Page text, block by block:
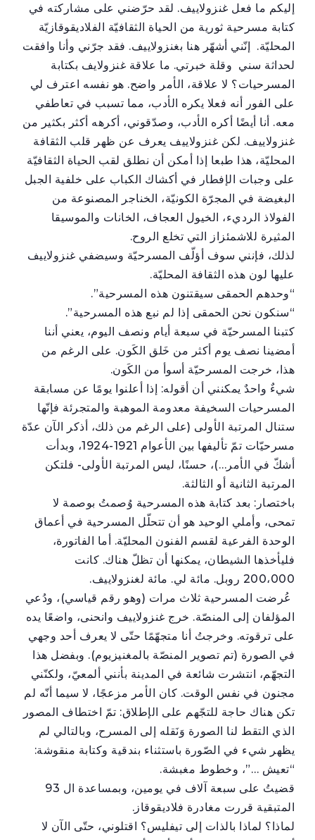
إليكم ما فعل غنزولاييف. لقد حرّضني على مشاركته في
كتابة مسرحية ثورية من الحياة الثقافيّة الفلاديقوقازيّة
المحليّة. إنّني أشهّر هنا بغنزولاييف. فقد جرّني وأنا وافقت
لحداثة سني وقلة خبرتي. ما علاقة غنزولايف بكتابة
المسرحيات؟ لا علاقة، الأمر واضح. هو نفسه اعترف لي
على الفور أنه فعلا يكره الأدب، مما تسبب في تعاطفي
معه. أنا أيضًا أكره الأدب، وصدّقوني، أكرهه أكثر بكثير من
غنزولاييف. لكن غنزولاييف يعرف عن ظهر قلب الثقافة
المحليّة، هذا طبعا إذا أمكن أن نطلق لقب الحياة الثقافيّة
على وجبات الإفطار في أكشاك الكباب على خلفية الجبل
البغيضة في المجرّة الكونيّة، الخناجر المصنوعة من
الفولاذ الرديء، الخيول العجاف، الخانات والموسيقا
المثيرة للاشمئزاز التي تخلع الروح.
لذلك، فإنني سوف أؤلّف المسرحيّة وسيضفي غنزولاييف
عليها لون هذه الثقافة المحليّة.
“وحدهم الحمقى سيقتنون هذه المسرحية”.
“سنكون نحن الحمقى إذا لم نبع هذه المسرحية”.
كتبنا المسرحيّة في سبعة أيام ونصف اليوم، يعني أننا
أمضينا نصف يوم أكثر من خَلق الكَون. على الرغم من
هذا، خرجت المسرحيّة أسوأ من الكَون.
شيءٌ واحدٌ يمكنني أن أقوله: إذا أعلنوا يومًا عن مسابقة
المسرحيات السخيفة معدومة الموهبة والمتجرئة فإنّها
ستنال المرتبة الأولى (على الرغم من ذلك، أذكر الآن عدّة
مسرحيّات تمّ تأليفها بين الأعوام 1921-1924، وبدأت
أشكّ في الأمر…)، حسنًا، ليس المرتبة الأولى- فلتكن
المرتبة الثانية أو الثالثة.
باختصار: بعد كتابة هذه المسرحية وُصمتُ بوصمة لا
تمحى، وأملي الوحيد هو أن تتحلّل المسرحية في أعماق
الوحدة الفرعية لقسم الفنون المحليّة. أما الفاتورة،
فليأخذها الشيطان، يمكنها أن تظلّ هناك. كانت
200،000 روبل. مائة لي. مائة لغنزولاييف.
عُرضت المسرحية ثلاث مرات (وهو رقم قياسي)، ودُعي
المؤلفان إلى المنصّة. خرج غنزولاييف وانحنى، واضعًا يده
على ترقوته. وخرجتُ أنا متجهّمًا حتّى لا يعرف أحد وجهي
في الصورة (تم تصوير المنصّة بالمغنيزيوم). وبفضل هذا
التجهّم، انتشرت شائعة في المدينة بأنني ألمعيّ، ولكنّني
مجنون في نفس الوقت. كان الأمر مزعجًا، لا سيما أنّه لم
تكن هناك حاجة للتجّهم على الإطلاق: تمّ اختطاف المصور
الذي التقط لنا الصورة وَنَقله إلى المسرح، وبالتالي لم
يظهر شيء في الصّورة باستثناء بندقية وكتابة منقوشة:
“تعيش …”، وخطوط مغبشة.
قضيتُ على سبعة آلاف في يومين، وبمساعدة ال 93
المتبقية قررت مغادرة فلاديقوقاز.
لماذا؟ لماذا بالذات إلى تيفليس؟ اقتلوني، حتّى الآن لا